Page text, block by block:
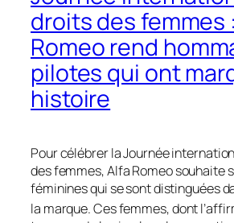
droits des femmes
Romeo rend
pilotes qui ont
histoire
Pour célébrer la Journée
des femmes, Alfa Romeo souhaite
féminines qui se sont distinguées
la marque. Ces femmes, dont